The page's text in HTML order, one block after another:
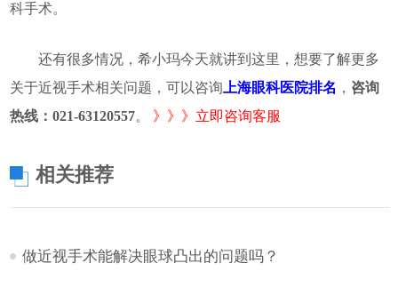
科手术。
还有很多情况，希小玛今天就讲到这里，想要了解更多
关于近视手术相关问题，可以咨询 上海眼科医院排名 ， 咨询
热线：021-63120557。 》》》立即咨询客服
相关推荐
做近视手术能解决眼球凸出的问题吗？